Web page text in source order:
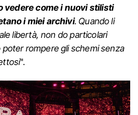
vedere come i nuovi stilisti
i miei archivi. Quando li
libertà, non do particolari
rompere gli schemi senza
".